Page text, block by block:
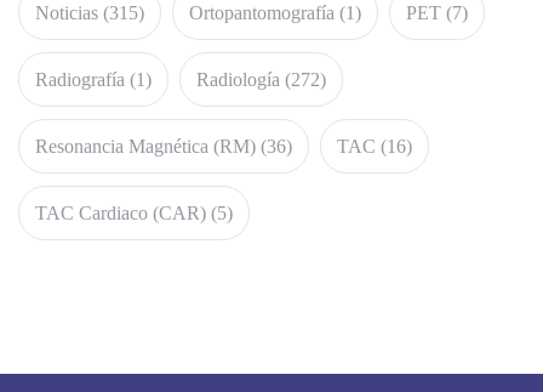
Noticias (315) Ortopantomografía (1) PET (7)
Radiografía (1) Radiología (272)
Resonancia Magnética (RM) (36) TAC (16)
TAC Cardiaco (CAR) (5)